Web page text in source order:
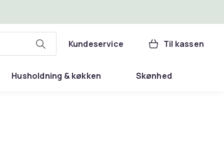
Kundeservice Til kassen
Husholdning & køkken Skønhed